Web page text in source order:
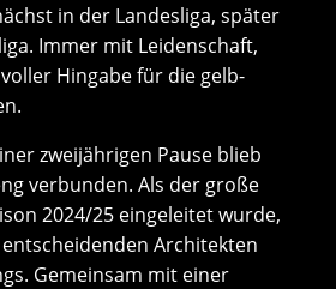
in der Landesliga, später
Immer mit Leidenschaft,
Hingabe für die gelb-
zweijährigen Pause blieb
verbunden. Als der große
2024/25 eingeleitet wurde,
Architekten
Gemeinsam mit einer